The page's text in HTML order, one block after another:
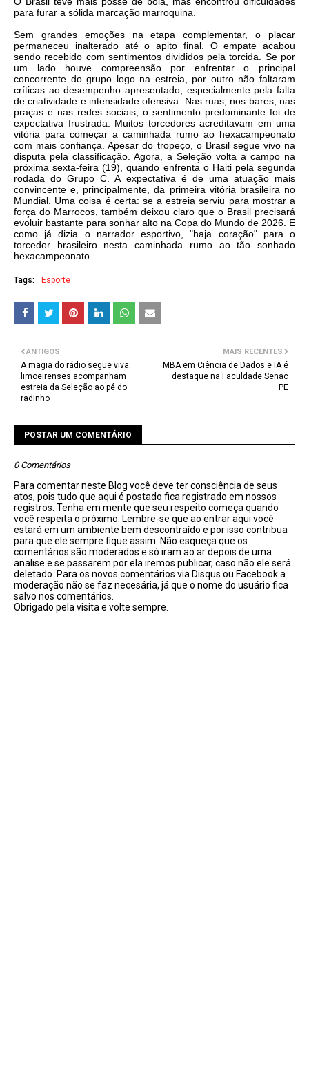
para furar a sólida marcação marroquina.
Sem grandes emoções na etapa complementar, o placar
permaneceu inalterado até o apito final. O empate acabou
sendo recebido com sentimentos divididos pela torcida. Se por
um lado houve compreensão por enfrentar o principal
concorrente do grupo logo na estreia, por outro não faltaram
críticas ao desempenho apresentado, especialmente pela falta
de criatividade e intensidade ofensiva. Nas ruas, nos bares, nas
praças e nas redes sociais, o sentimento predominante foi de
expectativa frustrada. Muitos torcedores acreditavam em uma
vitória para começar a caminhada rumo ao hexacampeonato
com mais confiança. Apesar do tropeço, o Brasil segue vivo na
disputa pela classificação. Agora, a Seleção volta a campo na
próxima sexta-feira (19), quando enfrenta o Haiti pela segunda
rodada do Grupo C. A expectativa é de uma atuação mais
convincente e, principalmente, da primeira vitória brasileira no
Mundial. Uma coisa é certa: se a estreia serviu para mostrar a
força do Marrocos, também deixou claro que o Brasil precisará
evoluir bastante para sonhar alto na Copa do Mundo de 2026. E
como já dizia o narrador esportivo, "haja coração" para o
torcedor brasileiro nesta caminhada rumo ao tão sonhado
hexacampeonato.
Tags: Esporte
MAIS RECENTES
MBA em Ciência de Dados e IA é
destaque na Faculdade Senac
PE
ANTIGOS
A magia do rádio segue viva:
limoeirenses acompanham
estreia da Seleção ao pé do
radinho
POSTAR UM COMENTÁRIO
0 Comentários
Para comentar neste Blog você deve ter consciência de seus
atos, pois tudo que aqui é postado fica registrado em nossos
registros. Tenha em mente que seu respeito começa quando
você respeita o próximo. Lembre-se que ao entrar aqui você
estará em um ambiente bem descontraído e por isso contribua
para que ele sempre fique assim. Não esqueça que os
comentários são moderados e só iram ao ar depois de uma
analise e se passarem por ela iremos publicar, caso não ele será
deletado. Para os novos comentários via Disqus ou Facebook a
moderação não se faz necesária, já que o nome do usuário fica
salvo nos comentários.
Obrigado pela visita e volte sempre.